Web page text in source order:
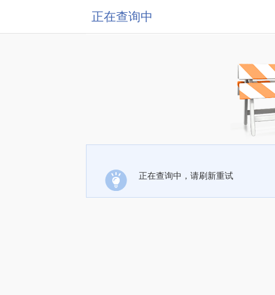
正在查询中
正在查询中，请刷新重试